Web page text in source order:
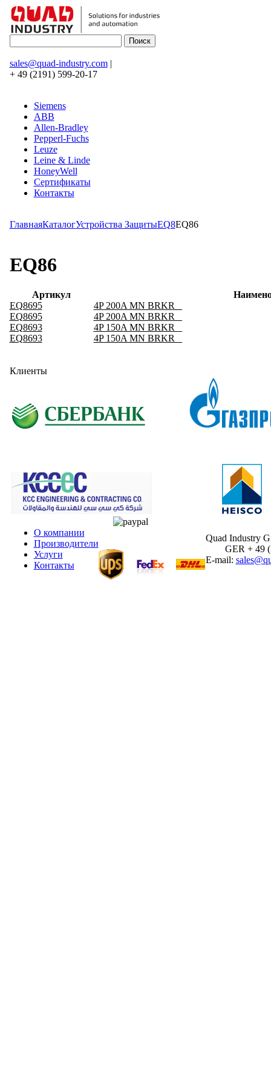
sales@quad-industry.com|
+ 49 (2191) 599-20-17
Siemens
ABB
Allen-Bradley
Pepperl-Fuchs
Leuze
Leine & Linde
HoneyWell
Сертификаты
Контакты
ГлавнаяКаталогУстройства ЗащитыEQ8EQ86
EQ86
Артикул
EQ8695
4P 200A MN BRKR _
EQ8695
4P 200A MN BRKR _
EQ8693
4P 150A MN BRKR _
EQ8693
4P 150A MN BRKR _
Клиенты
О компании
Производители
Услуги
Контакты
Quad Industry
GER + 49
E-mail: